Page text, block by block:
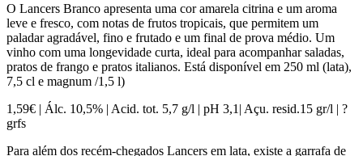
O Lancers Branco apresenta uma cor amarela citrina e um aroma
leve e fresco, com notas de frutos tropicais, que permitem um
paladar agradável, fino e frutado e um final de prova médio. Um
vinho com uma longevidade curta, ideal para acompanhar saladas,
pratos de frango e pratos italianos. Está disponível em 250 ml (lata),
7,5 cl e magnum /1,5 l)
1,59€ | Álc. 10,5% | Acid. tot. 5,7 g/l | pH 3,1| Açu. resid.15 gr/l | ?
grfs
Para além dos recém-chegados Lancers em lata, existe a garrafa de